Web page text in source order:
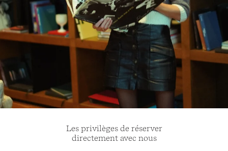
Les privilèges de réserver
directement avec nous